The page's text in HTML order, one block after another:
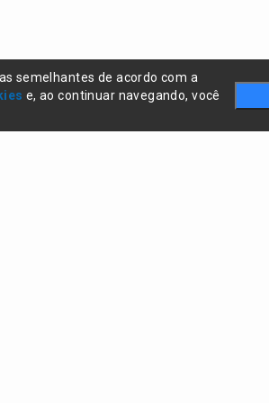
semelhantes de acordo com a
e, ao continuar navegando, você